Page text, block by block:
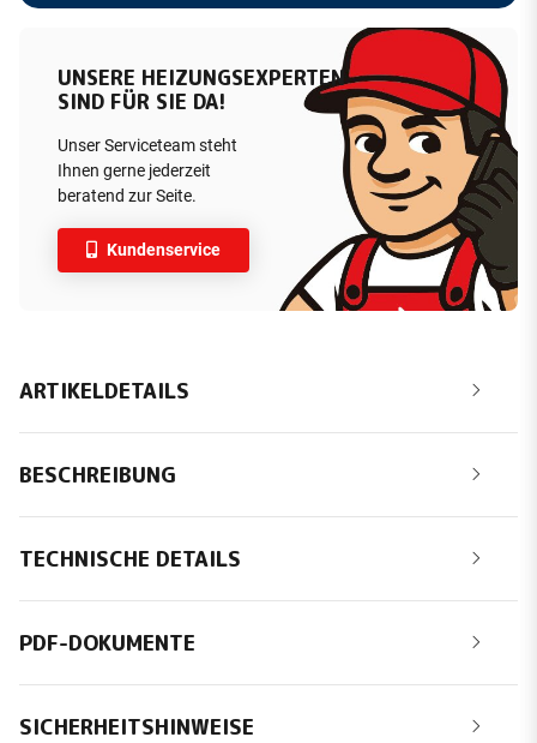
UNSERE HEIZUNGSEXPERTEN
SIND FÜR SIE DA!
Unser Serviceteam steht
Ihnen gerne jederzeit
beratend zur Seite.
Kundenservice
ARTIKELDETAILS
BESCHREIBUNG
TECHNISCHE DETAILS
PDF-DOKUMENTE
SICHERHEITSHINWEISE